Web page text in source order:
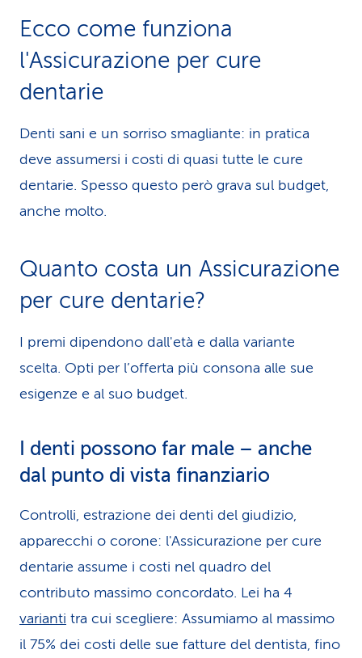
Ecco come funziona
l'Assicurazione per cure
dentarie
Denti sani e un sorriso smagliante: in pratica
deve assumersi i costi di quasi tutte le cure
dentarie. Spesso questo però grava sul budget,
anche molto.
Quanto costa un Assicurazione
per cure dentarie?
I premi dipendono dall'età e dalla variante
scelta. Opti per l’offerta più consona alle sue
esigenze e al suo budget.
I denti possono far male – anche
dal punto di vista finanziario
Controlli, estrazione dei denti del giudizio,
apparecchi o corone: l'Assicurazione per cure
dentarie assume i costi nel quadro del
contributo massimo concordato. Lei ha 4
varianti tra cui scegliere: Assumiamo al massimo
il 75% dei costi delle sue fatture del dentista, fino